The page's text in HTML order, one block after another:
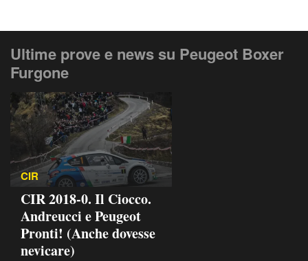
Ultime prove e news su Peugeot Boxer
Furgone
CIR
CIR 2018-0. Il Ciocco.
Andreucci e Peugeot
Pronti! (Anche dovesse
nevicare)